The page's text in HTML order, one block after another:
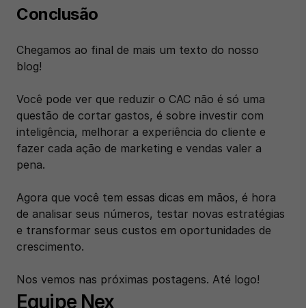
Conclusão
Chegamos ao final de mais um texto do nosso
blog!
Você pode ver que reduzir o CAC não é só uma
questão de cortar gastos, é sobre investir com
inteligência, melhorar a experiência do cliente e
fazer cada ação de marketing e vendas valer a
pena.
Agora que você tem essas dicas em mãos, é hora
de analisar seus números, testar novas estratégias
e transformar seus custos em oportunidades de
crescimento.
Nos vemos nas próximas postagens. Até logo!
Equipe Nex